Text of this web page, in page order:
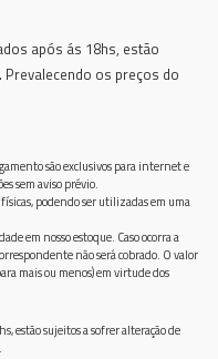
após ás 18hs, estão
os preços do
são exclusivos para internet e
sem aviso prévio.
físicas, podendo ser utilizadas em uma
em nosso estoque. Caso ocorra a
não será cobrado. O valor
mais ou menos) em virtude dos
estão sujeitos a sofrer alteração de